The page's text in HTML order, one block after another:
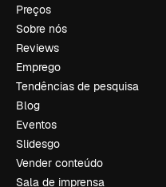
Preços
Sobre nós
Reviews
Emprego
Tendências de pesquisa
Blog
Eventos
Slidesgo
Vender conteúdo
Sala de imprensa